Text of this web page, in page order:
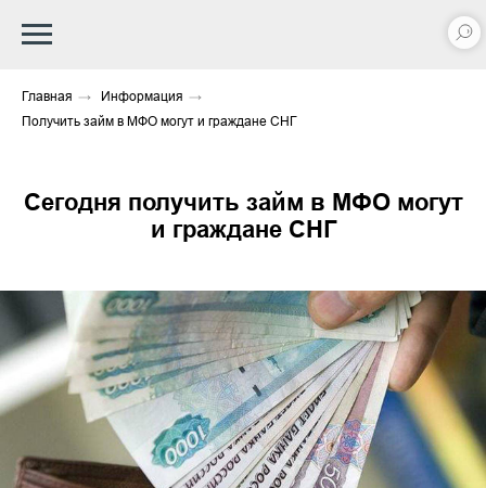
Главная → Информация →
Получить займ в МФО могут и граждане СНГ
Сегодня получить займ в МФО могут
и граждане СНГ